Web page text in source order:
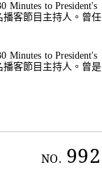
Minutes to President's
播客節目主持人。曾任
Minutes to President's
播客節目主持人。曾是
NO. 992